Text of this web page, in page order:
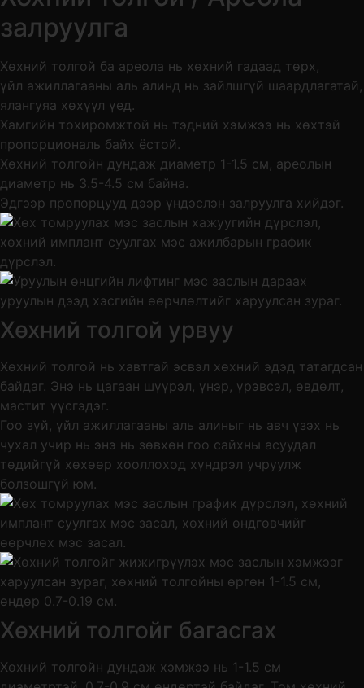
залруулга
Хөхний толгой ба ареола нь хөхний гадаад төрх,
үйл ажиллагааны аль алинд нь зайлшгүй шаардлагатай,
ялангуяа хөхүүл үед.
Хамгийн тохиромжтой нь тэдний хэмжээ нь хөхтэй
пропорциональ байх ёстой.
Хөхний толгойн дундаж диаметр 1-1.5 см, ареолын
диаметр нь 3.5-4.5 см байна.
Эдгээр пропорцууд дээр үндэслэн залруулга хийдэг.
Хөхний толгой урвуу
Хөхний толгой нь хавтгай эсвэл хөхний эдэд татагдсан
байдаг. Энэ нь цагаан шүүрэл, үнэр, үрэвсэл, өвдөлт,
мастит үүсгэдэг.
Гоо зүй, үйл ажиллагааны аль алиныг нь авч үзэх нь
чухал учир нь энэ нь зөвхөн гоо сайхны асуудал
төдийгүй хөхөөр хооллоход хүндрэл учруулж
болзошгүй юм.
Хөхний толгойг багасгах
Хөхний толгойн дундаж хэмжээ нь 1-1.5 см